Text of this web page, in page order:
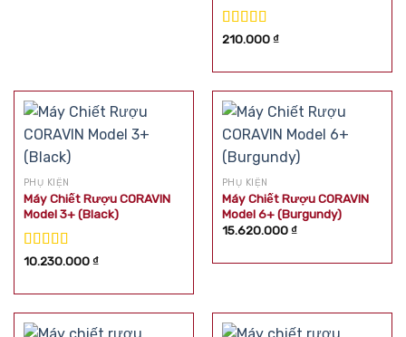
Được xếp
210.000₫
PHỤ KIỆN
Máy Chiết Rượu CORAVIN
Model 3+ (Black)
Được xếp
10.230.000₫
PHỤ KIỆN
Máy Chiết Rượu CORAVIN
Model 6+ (Burgundy)
15.620.000₫